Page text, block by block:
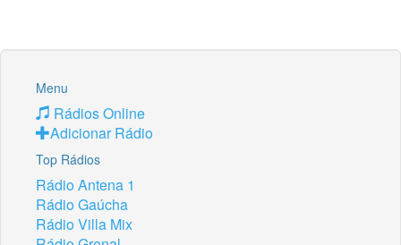
Menu
Rádios Online
Adicionar Rádio
Top Rádios
Rádio Antena 1
Rádio Gaúcha
Rádio Villa Mix